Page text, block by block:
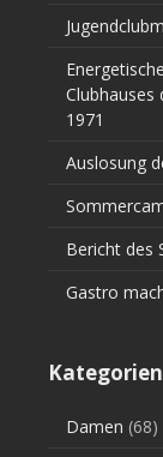
Clubhauses
1971
Auslosung
Bericht des
Gastro
Kategorien
Damen (68)